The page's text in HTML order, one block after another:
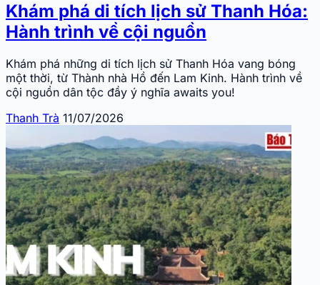
Khám phá di tích lịch sử Thanh Hóa:
Hành trình về cội nguồn
Khám phá những di tích lịch sử Thanh Hóa vang bóng
một thời, từ Thành nhà Hồ đến Lam Kinh. Hành trình về
cội nguồn dân tộc đầy ý nghĩa awaits you!
Thanh Trà 11/07/2026